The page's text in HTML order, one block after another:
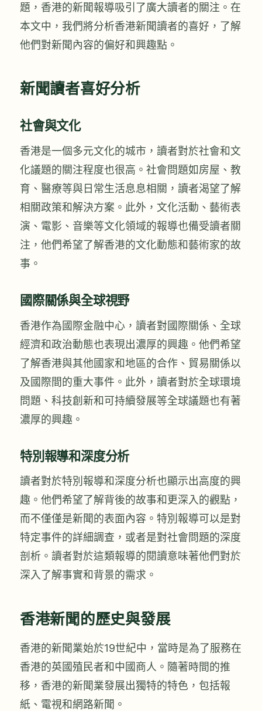
題，香港的新聞報導吸引了廣大讀者的關注。在
本文中，我們將分析香港新聞讀者的喜好，了解
他們對新聞內容的偏好和興趣點。
新聞讀者喜好分析
社會與文化
香港是一個多元文化的城市，讀者對於社會和文
化議題的關注程度也很高。社會問題如房屋、教
育、醫療等與日常生活息息相關，讀者渴望了解
相關政策和解決方案。此外，文化活動、藝術表
演、電影、音樂等文化領域的報導也備受讀者關
注，他們希望了解香港的文化動態和藝術家的故
事。
國際關係與全球視野
香港作為國際金融中心，讀者對國際關係、全球
經濟和政治動態也表現出濃厚的興趣。他們希望
了解香港與其他國家和地區的合作、貿易關係以
及國際間的重大事件。此外，讀者對於全球環境
問題、科技創新和可持續發展等全球議題也有著
濃厚的興趣。
特別報導和深度分析
讀者對於特別報導和深度分析也顯示出高度的興
趣。他們希望了解背後的故事和更深入的觀點，
而不僅僅是新聞的表面內容。特別報導可以是對
特定事件的詳細調查，或者是對社會問題的深度
剖析。讀者對於這類報導的閱讀意味著他們對於
深入了解事實和背景的需求。
香港新聞的歷史與發展
香港的新聞業始於19世紀中，當時是為了服務在
香港的英國殖民者和中國商人。隨著時間的推
移，香港的新聞業發展出獨特的特色，包括報
紙、電視和網路新聞。